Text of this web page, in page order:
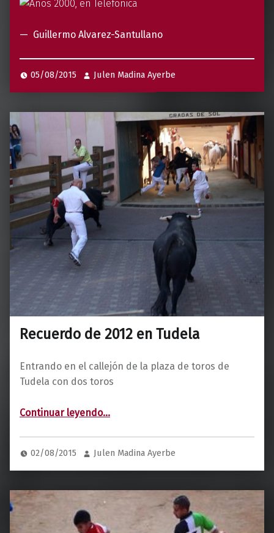
m
o
A
l
v
a
r
e
z
-
S
a
n
l
a
n
o
Guillermo Alvarez-Santullano
05/08/2015 Julen Madina Ayerbe
Recuerdo de 2012 en Tudela
Entrando en el callejón de la plaza de toros de
Tudela con dos toros
Continuar leyendo
02/08/2015 Julen Madina Ayerbe